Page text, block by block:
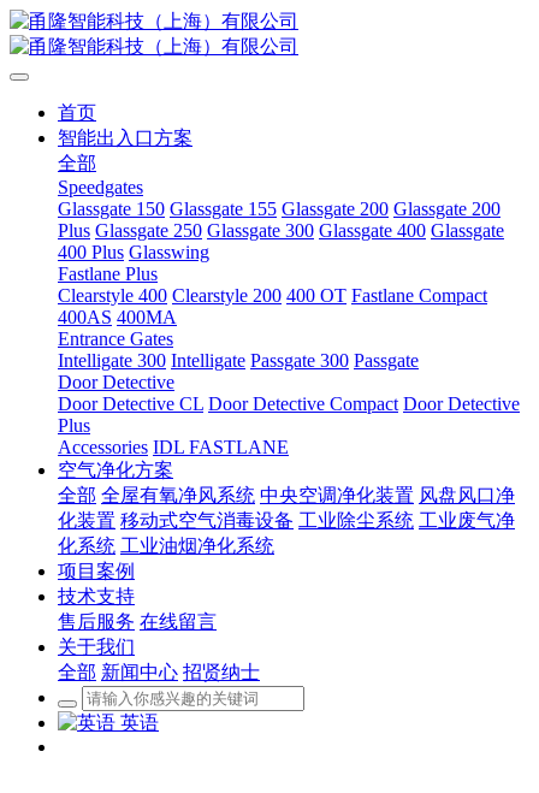
首页
智能出入口方案
全部
Speedgates
Glassgate 150 Glassgate 155 Glassgate 200 Glassgate 200
Plus Glassgate 250 Glassgate 300 Glassgate 400 Glassgate
400 Plus Glasswing
Fastlane Plus
Clearstyle 400 Clearstyle 200 400 OT Fastlane Compact
400AS 400MA
Entrance Gates
Intelligate 300 Intelligate Passgate 300 Passgate
Door Detective
Door Detective CL Door Detective Compact Door Detective
Plus
Accessories IDL FASTLANE
空气净化方案
全部 全屋有氧净风系统 中央空调净化装置 风盘风口净
化装置 移动式空气消毒设备 工业除尘系统 工业废气净
化系统 工业油烟净化系统
项目案例
技术支持
售后服务 在线留言
关于我们
全部 新闻中心 招贤纳士
英语